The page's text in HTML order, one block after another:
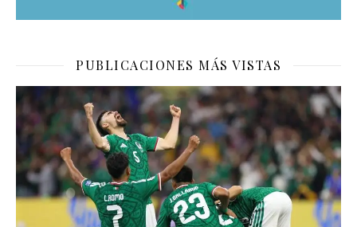
PUBLICACIONES MÁS VISTAS